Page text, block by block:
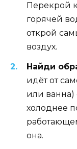
Перекрой
горячей
открой
воздух.
Найди
идёт от
или ванна)
холоднее
она.